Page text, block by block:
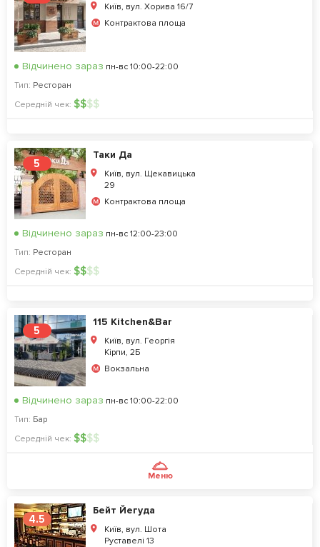
Київ, вул. Хорива 16/7
Контрактова площа
Відчинено зараз пн-вс 10:00-22:00
Тип: Ресторан
Середній чек: $$$$
5
Таки Да
Київ, вул. Щекавицька
29
Контрактова площа
Відчинено зараз пн-вс 12:00-23:00
Тип: Ресторан
Середній чек: $$$$
5
115 Kitchen&Bar
Київ, вул. Георгія
Кірпи, 2Б
Вокзальна
Відчинено зараз пн-вс 10:00-22:00
Тип: Бар
Середній чек: $$$$
Меню
4.5
Бейт Йегуда
Київ, вул. Шота
Руставелі 13